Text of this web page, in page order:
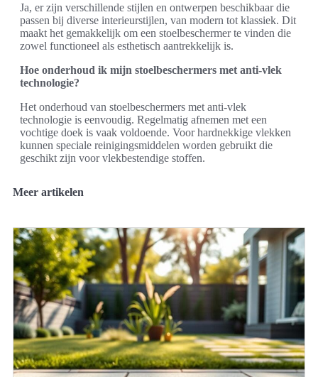
Ja, er zijn verschillende stijlen en ontwerpen beschikbaar die
passen bij diverse interieurstijlen, van modern tot klassiek. Dit
maakt het gemakkelijk om een stoelbeschermer te vinden die
zowel functioneel als esthetisch aantrekkelijk is.
Hoe onderhoud ik mijn stoelbeschermers met anti-vlek
technologie?
Het onderhoud van stoelbeschermers met anti-vlek
technologie is eenvoudig. Regelmatig afnemen met een
vochtige doek is vaak voldoende. Voor hardnekkige vlekken
kunnen speciale reinigingsmiddelen worden gebruikt die
geschikt zijn voor vlekbestendige stoffen.
Meer artikelen